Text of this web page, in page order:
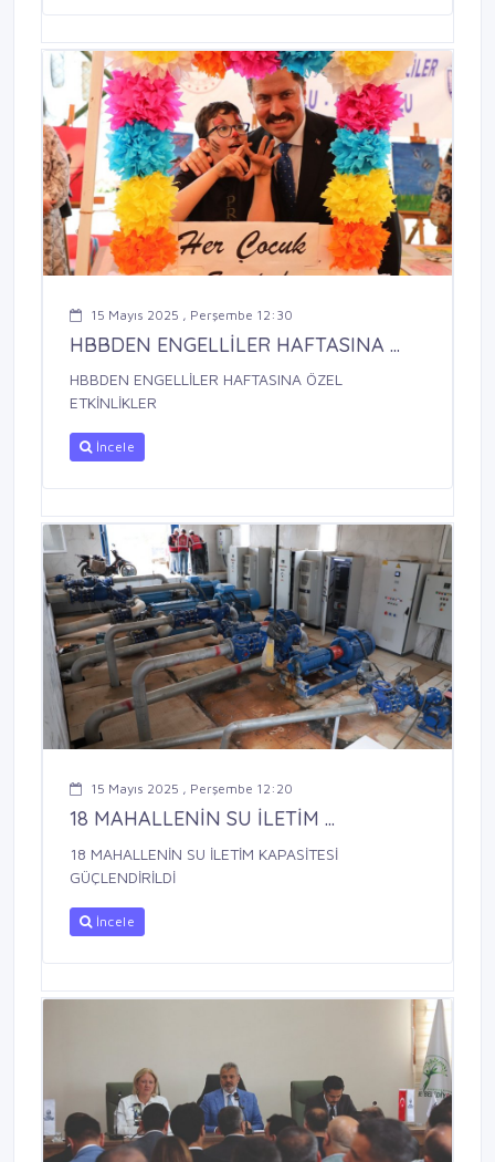
15 Mayıs 2025 , Perşembe 12:30
HBBDEN ENGELLİLER HAFTASINA ...
HBBDEN ENGELLİLER HAFTASINA ÖZEL
ETKİNLİKLER
İncele
15 Mayıs 2025 , Perşembe 12:20
18 MAHALLENİN SU İLETİM ...
18 MAHALLENİN SU İLETİM KAPASİTESİ
GÜÇLENDİRİLDİ
İncele